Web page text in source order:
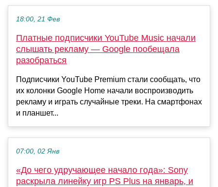
18:00, 21 Фев
Платные подписчики YouTube Music начали
слышать рекламу — Google пообещала
разобраться
Подписчики YouTube Premium стали сообщать, что
их колонки Google Home начали воспроизводить
рекламу и играть случайные треки. На смартфонах
и планшет...
07:00, 02 Янв
«До чего удручающее начало года»: Sony
раскрыла линейку игр PS Plus на январь, и